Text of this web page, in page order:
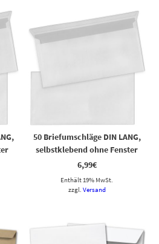
50 Briefumschläge DIN LANG,
selbstklebend ohne Fenster
6,99€
Enthält 19% MwSt.
zzgl. Versand